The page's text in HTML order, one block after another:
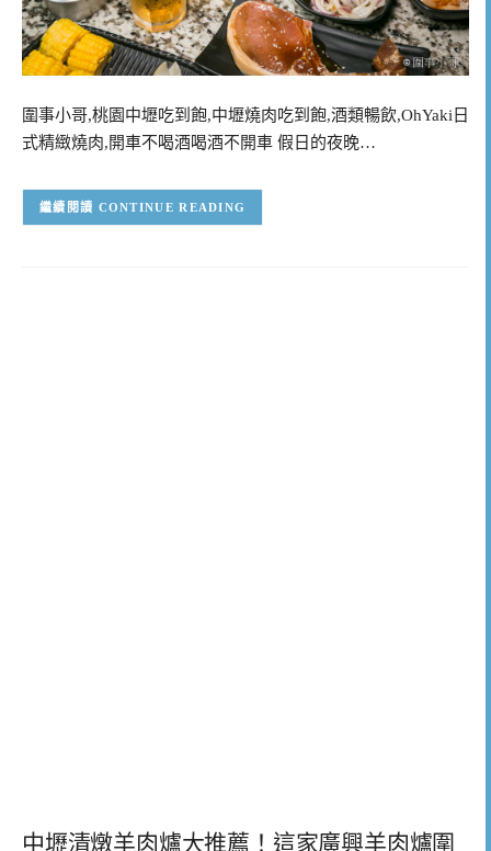
圍事小哥,桃園中壢吃到飽,中壢燒肉吃到飽,酒類暢飲,OhYaki日
式精緻燒肉,開車不喝酒喝酒不開車 假日的夜晚…
CONTINUE READING
中壢清燉羊肉爐大推薦！這家廣興羊肉爐圍